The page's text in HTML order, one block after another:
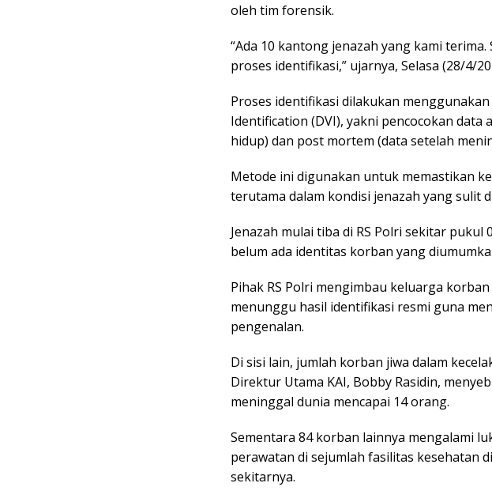
oleh tim forensik.
“Ada 10 kantong jenazah yang kami terima.
proses identifikasi,” ujarnya, Selasa (28/4/
Proses identifikasi dilakukan
Identification (DVI), yakni pencocokan data
hidup) dan post mortem (data setelah
Metode ini digunakan untuk memastikan
terutama dalam kondisi jenazah yang sulit
Jenazah mulai tiba di RS Polri sekitar pukul
belum ada identitas korban yang
Pihak RS Polri mengimbau keluarga
menunggu hasil identifikasi resmi guna
pengenalan.
Di sisi lain, jumlah korban jiwa dalam
Direktur Utama KAI, Bobby Rasidin,
meninggal dunia mencapai 14 orang.
Sementara 84 korban lainnya mengalami
perawatan di sejumlah fasilitas kesehatan
sekitarnya.